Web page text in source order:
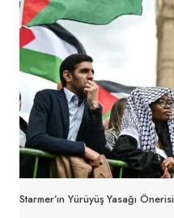
Starmer’ın Yürüyüş Yasağı